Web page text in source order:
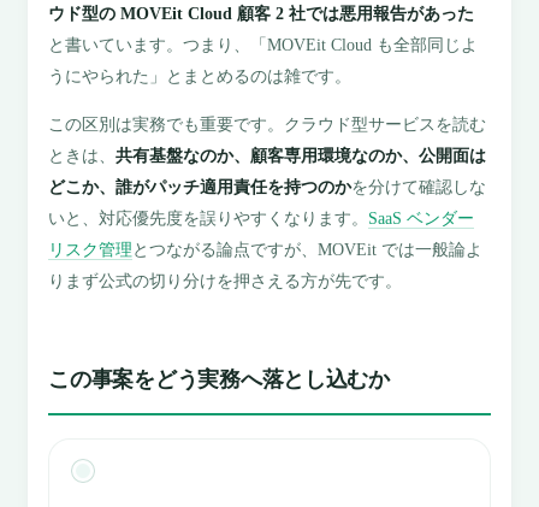
ウド型の MOVEit Cloud 顧客 2 社では悪用報告があった
と書いています。つまり、「MOVEit Cloud も全部同じよ
うにやられた」とまとめるのは雑です。
この区別は実務でも重要です。クラウド型サービスを読む
ときは、共有基盤なのか、顧客専用環境なのか、公開面は
どこか、誰がパッチ適用責任を持つのかを分けて確認しな
いと、対応優先度を誤りやすくなります。 SaaS ベンダー
リスク管理 とつながる論点ですが、MOVEit では一般論よ
りまず公式の切り分けを押さえる方が先です。
この事案をどう実務へ落とし込むか